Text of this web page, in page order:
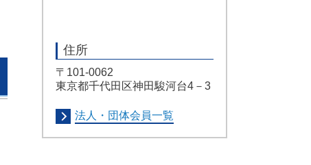
住所
〒101-0062
東京都千代田区神田駿河台4－3
法人・団体会員一覧